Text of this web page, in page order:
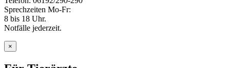
Sprechzeiten Mo-Fr:
8 bis 18 Uhr.
Notfälle jederzeit.
×